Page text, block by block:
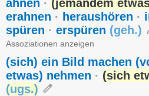
ahnen · (jemandem
erahnen · heraushören ·
spüren · erspüren (geh.)
Assoziationen anzeigen
(sich) ein Bild machen
etwas) nehmen · (sich
(ugs.)